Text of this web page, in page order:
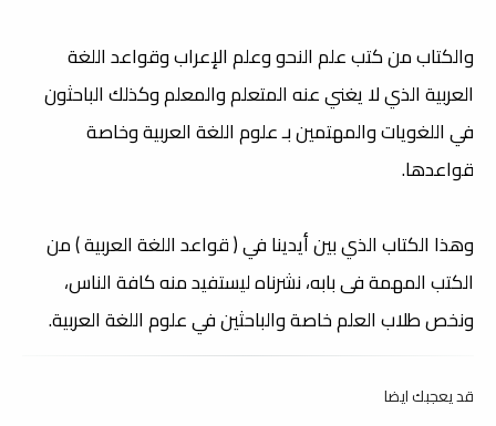
والكتاب من كتب علم النحو وعلم الإعراب وقواعد اللغة
العربية الذي لا يغني عنه المتعلم والمعلم وكذلك الباحثون
في اللغويات والمهتمين بـ علوم اللغة العربية وخاصة
قواعدها.
وهذا الكتاب الذي بين أيدينا في ( قواعد اللغة العربية ) من
الكتب المهمة فى بابه، نشرناه ليستفيد منه كافة الناس،
ونخص طلاب العلم خاصة والباحثين في علوم اللغة العربية.
قد يعجبك ايضا